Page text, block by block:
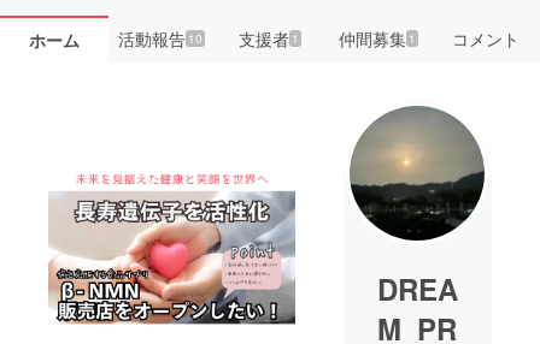
ホーム 活動報告10 支援者 1 仲間募集 1 コメント
DREA
M_PR